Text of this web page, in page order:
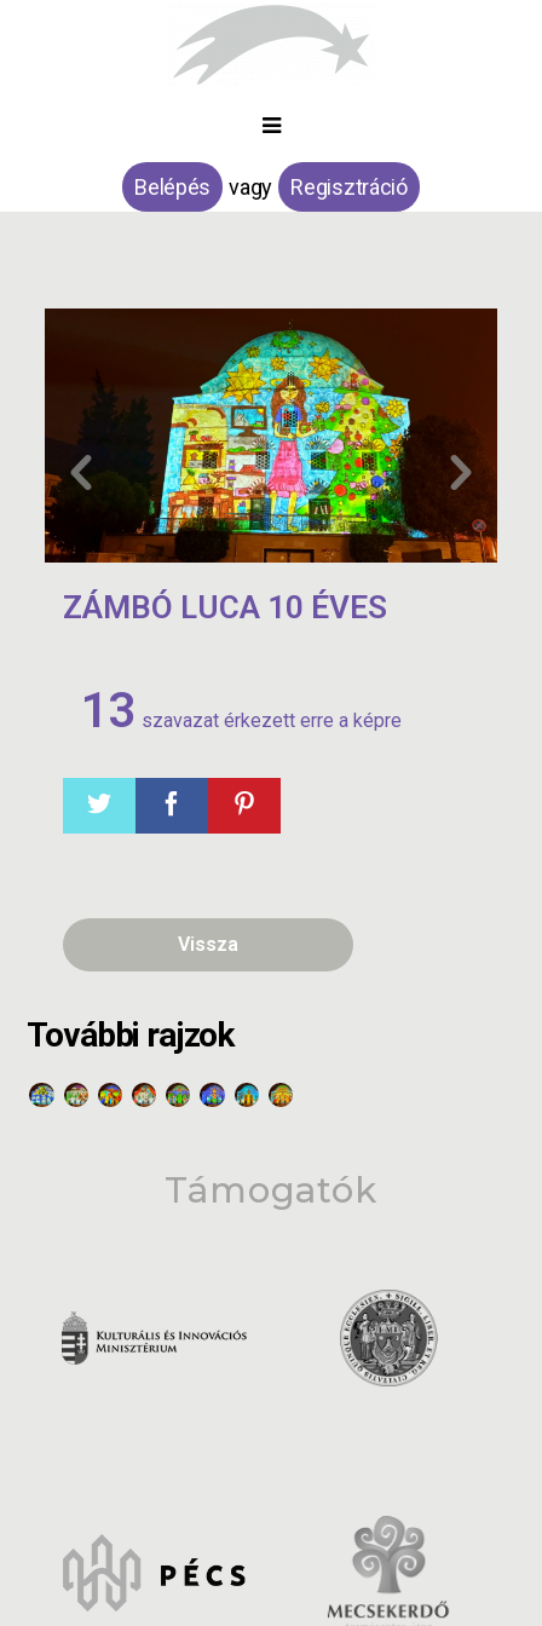
Belépés vagy Regisztráció
ZÁMBÓ LUCA 10 ÉVES
13 szavazat érkezett erre a képre
Vissza
További rajzok
Támogatók